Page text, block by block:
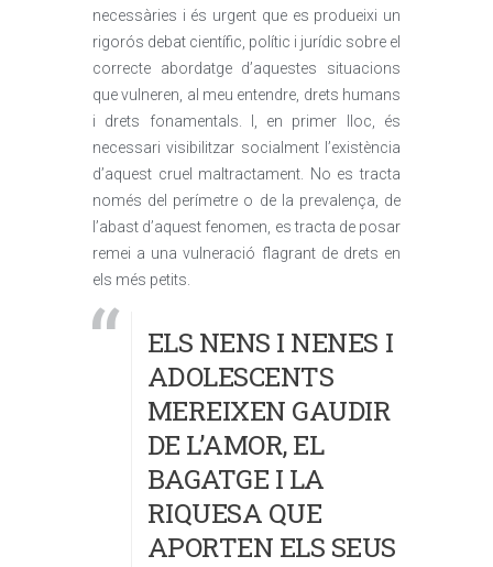
necessàries i és urgent que es produeixi un
rigorós debat científic, polític i jurídic sobre el
correcte abordatge d’aquestes situacions
que vulneren, al meu entendre, drets humans
i drets fonamentals. I, en primer lloc, és
necessari visibilitzar socialment l’existència
d’aquest cruel maltractament. No es tracta
només del perímetre o de la prevalença, de
l’abast d’aquest fenomen, es tracta de posar
remei a una vulneració flagrant de drets en
els més petits.
ELS NENS I NENES I
ADOLESCENTS
MEREIXEN GAUDIR
DE L’AMOR, EL
BAGATGE I LA
RIQUESA QUE
APORTEN ELS SEUS